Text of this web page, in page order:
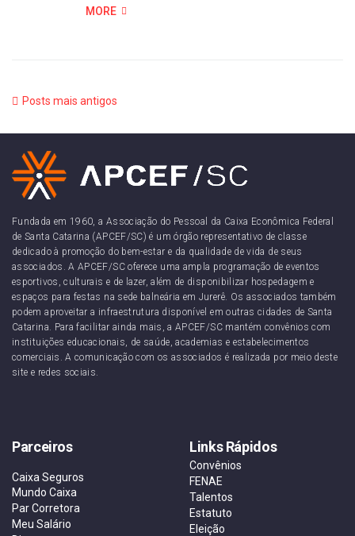
MORE
Posts mais antigos
Fundada em 1960, a Associação do Pessoal da Caixa Econômica Federal
de Santa Catarina (APCEF/SC) é um órgão representativo de classe
dedicado à promoção do bem-estar e da qualidade de vida de seus
associados. A APCEF/SC oferece uma ampla programação de eventos
esportivos, culturais e de lazer, além de disponibilizar hospedagem e
espaços para festas na sede balneária em Jurerê. Os associados também
podem aproveitar a infraestrutura disponível em outras cidades de Santa
Catarina. Para facilitar ainda mais, a APCEF/SC mantém convênios com
instituições educacionais, de saúde, academias e estabelecimentos
comerciais. A comunicação com os associados é realizada por meio deste
site e redes sociais.
Parceiros
Caixa Seguros
Mundo Caixa
Par Corretora
Meu Salário
Links Rápidos
Convênios
FENAE
Talentos
Estatuto
Eleição